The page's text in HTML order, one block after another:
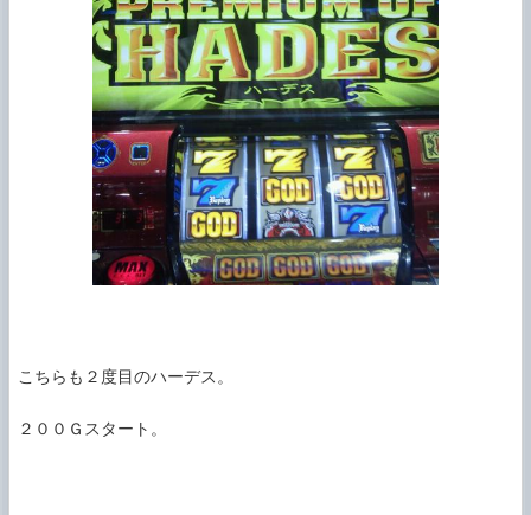
こちらも２度目のハーデス。
２００Ｇスタート。